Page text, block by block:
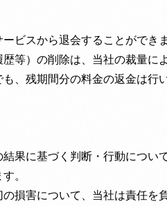
ビスから退会することができま
等）の削除は、当社の裁量に
、残期間分の料金の返金は行
果に基づく判断・行動につい
。
損害について、当社は責任